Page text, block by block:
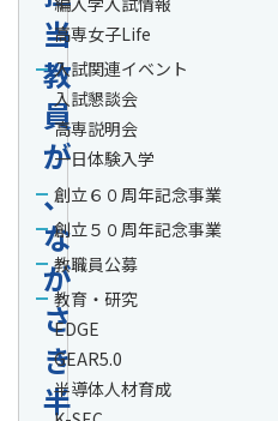
当
教
員
が
、
な
が
さ
き
半
高専女子Life
入試関連イベント
入試懇談会
高専説明会
一日体験入学
創立６０周年記念事業
創立５０周年記念事業
教職員公募
教育・研究
EDGE
GEAR5.0
半導体人材育成